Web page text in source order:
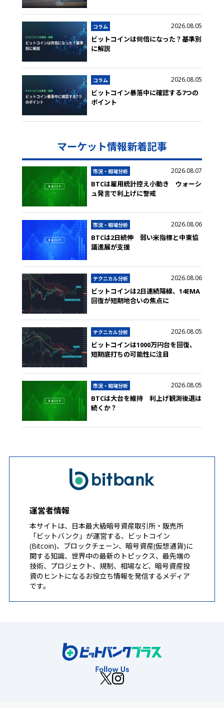
コラム 2026.08.05
ビットコインは何倍になった？基準別
に解説
コラム 2026.08.05
ビットコイン暴落中に確認する7つの
ポイント
マーケット情報新着記事
市況・相場分析 2026.08.07
BTCは雇用統計控え小動き ウォーシ
ュ発言で利上げに警戒
市況・相場分析 2026.08.06
BTCは2日続伸 弱い米指標と中東協
議進展が支援
テクニカル分析 2026.08.06
ビットコインは2日連続陽線、14EMA
回復が短期地合いの焦点に
テクニカル分析 2026.08.05
ビットコインは1000万円台を回復、
短期底打ちの可能性に注目
市況・相場分析 2026.08.05
BTCは大台を維持 利上げ観測後退は
続くか？
運営者情報
本サイトは、日本最大級暗号資産取引所・販売所
「ビットバンク」が運営する、ビットコイン
(Bitcoin)、ブロックチェーン、暗号資産(仮想通貨)に
関する知識、世界中の最新のトピックス、最先端の
技術、プロジェクト、規制、相場など、暗号資産投
資のヒントになるお役立ち情報を発信するメディア
です。